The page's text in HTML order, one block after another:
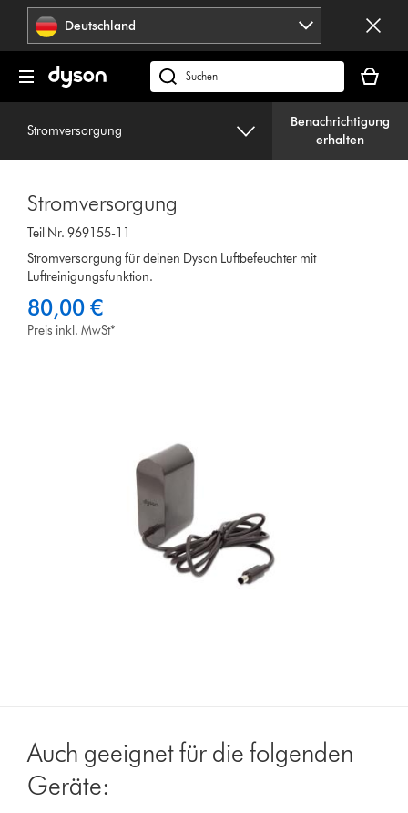
Navigation
überspringenDeutschland
dyson.de
durchsuchen
ist
leer
Stromversorgung
Benachrichtigung
erhalten
Stromversorgung
Teil Nr. 969155-11
Stromversorgung für deinen Dyson Luftbefeuchter mit
Luftreinigungsfunktion.
80,00 €
Preis inkl. MwSt*
Auch geeignet für die folgenden
Geräte: